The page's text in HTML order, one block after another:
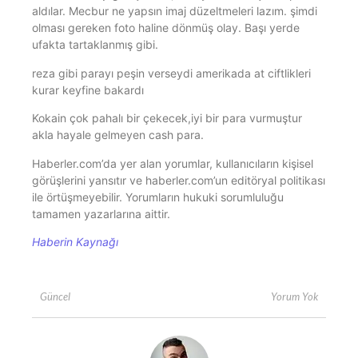
aldılar. Mecbur ne yapsın imaj düzeltmeleri lazım. şimdi
olması gereken foto haline dönmüş olay. Başı yerde
ufakta tartaklanmış gibi.
reza gibi parayı peşin verseydi amerikada at ciftlikleri
kurar keyfine bakardı
Kokain çok pahalı bir çekecek,iyi bir para vurmuştur
akla hayale gelmeyen cash para.
Haberler.com’da yer alan yorumlar, kullanıcıların kişisel
görüşlerini yansıtır ve haberler.com’un editöryal politikası
ile örtüşmeyebilir. Yorumların hukuki sorumluluğu
tamamen yazarlarına aittir.
Haberin Kaynağı
Güncel Yorum Yok